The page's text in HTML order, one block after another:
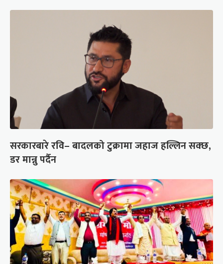
सरकारबारे रवि– बादलको टुक्रामा जहाज हल्लिन सक्छ,
डर मान्नु पर्दैन